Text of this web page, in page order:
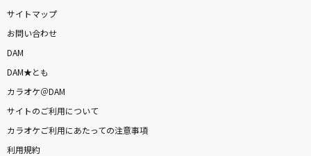
サイトマップ
お問い合わせ
DAM
DAM★とも
カラオケ＠DAM
サイトのご利用について
カラオケご利用にあたっての注意事項
利用規約